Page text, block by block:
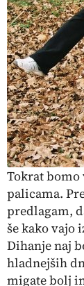
Tokrat bomo
palicama.
predlagam,
še kako vajo
Dihanje naj
hladnejših
migate bolj